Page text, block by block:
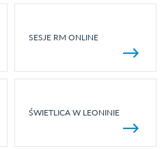
SESJE RM ONLINE
ŚWIETLICA W LEONINIE